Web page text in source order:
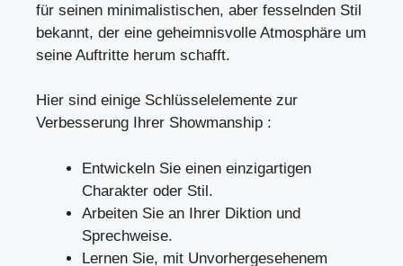
für seinen minimalistischen, aber fesselnden Stil
bekannt, der eine geheimnisvolle Atmosphäre um
seine Auftritte herum schafft.
Hier sind einige Schlüsselelemente zur
Verbesserung Ihrer Showmanship :
Entwickeln Sie einen einzigartigen
Charakter oder Stil.
Arbeiten Sie an Ihrer Diktion und
Sprechweise.
Lernen Sie, mit Unvorhergesehenem